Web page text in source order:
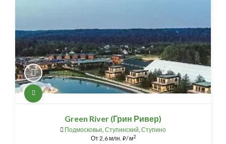
Green River (Грин Ривер)
Подмосковье, Ступинский, Ступино
От2,6 млн. ⃏/ м2